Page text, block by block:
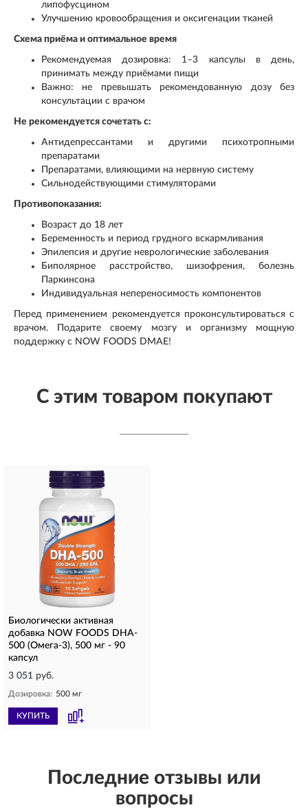
липофусцином
Улучшению кровообращения и оксигенации тканей
Схема приёма и оптимальное время
Рекомендуемая дозировка: 1–3 капсулы в день,
принимать между приёмами пищи
Важно: не превышать рекомендованную дозу без
консультации с врачом
Не рекомендуется сочетать с:
Антидепрессантами и другими психотропными
препаратами
Препаратами, влияющими на нервную систему
Сильнодействующими стимуляторами
Противопоказания:
Возраст до 18 лет
Беременность и период грудного вскармливания
Эпилепсия и другие неврологические заболевания
Биполярное расстройство, шизофрения, болезнь
Паркинсона
Индивидуальная непереносимость компонентов
Перед применением рекомендуется проконсультироваться с
врачом. Подарите своему мозгу и организму мощную
поддержку с NOW FOODS DMAE!
С этим товаром покупают
Биологически активная
добавка NOW FOODS DHA-
500 (Омега-3), 500 мг - 90
капсул
3 051 руб.
Дозировка: 500 мг
КУПИТЬ
Последние отзывы или
вопросы